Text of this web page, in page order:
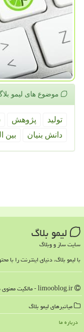
موضوع های لیمو
تولید پژوهش
دانش بنیان
بین
لیمو بلاگ
سایت ساز و وبلاگ
با لیمو بلاگ، دنیای اینترنت را با
میانبرهای لیمو بلاگ
درباره ما